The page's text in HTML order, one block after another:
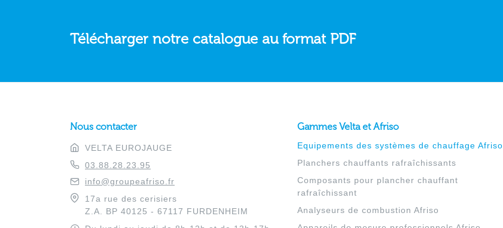
Télécharger notre catalogue au format PDF
Nous contacter
VELTA EUROJAUGE
03.88.28.23.95
info@groupeafriso.fr
17a rue des cerisiers
Z.A. BP 40125 - 67117 FURDENHEIM
Gammes Velta et Afriso
Equipements des systèmes de chauffage Afriso
Planchers chauffants rafraîchissants
Composants pour plancher chauffant
rafraîchissant
Analyseurs de combustion Afriso